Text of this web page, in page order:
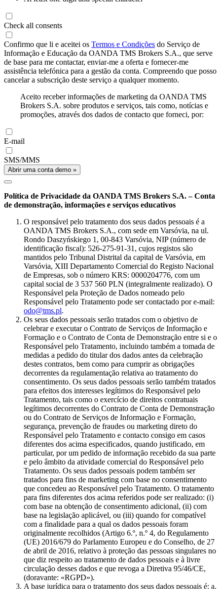
Check all consents
Confirmo que li e aceitei os Termos e Condições do Serviço de
Informação e Educação da OANDA TMS Brokers S.A., que serve
de base para me contactar, enviar-me a oferta e fornecer-me
assistência telefónica para a gestão da conta. Compreendo que posso
cancelar a subscrição deste serviço a qualquer momento.
Aceito receber informações de marketing da OANDA TMS
Brokers S.A. sobre produtos e serviços, tais como, notícias e
promoções, através dos dados de contacto que forneci, por:
E-mail
SMS/MMS
Abrir uma conta demo »
Política de Privacidade da OANDA TMS Brokers S.A. – Conta
de demonstração, informações e serviços educativos
O responsável pelo tratamento dos seus dados pessoais é a
OANDA TMS Brokers S.A., com sede em Varsóvia, na ul.
Rondo Daszyńskiego 1, 00-843 Varsóvia, NIP (número de
identificação fiscal): 526-275-91-31, cujos registos são
mantidos pelo Tribunal Distrital da capital de Varsóvia, em
Varsóvia, XIII Departamento Comercial do Registo Nacional
de Empresas, sob o número KRS: 0000204776, com um
capital social de 3 537 560 PLN (integralmente realizado). O
Responsável pela Proteção de Dados nomeado pelo
Responsável pelo Tratamento pode ser contactado por e-mail:
odo@tms.pl.
Os seus dados pessoais serão tratados com o objetivo de
celebrar e executar o Contrato de Serviços de Informação e
Formação e o Contrato de Conta de Demonstração entre si e o
Responsável pelo Tratamento, incluindo também a tomada de
medidas a pedido do titular dos dados antes da celebração
destes contratos, bem como para cumprir as obrigações
decorrentes da regulamentação relativa ao tratamento do
consentimento. Os seus dados pessoais serão também tratados
para efeitos dos interesses legítimos do Responsável pelo
Tratamento, tais como o exercício de direitos contratuais
legítimos decorrentes do Contrato de Conta de Demonstração
ou do Contrato de Serviços de Informação e Formação,
segurança, prevenção de fraudes ou marketing direto do
Responsável pelo Tratamento e contacto consigo em casos
diferentes dos acima especificados, quando justificado, em
particular, por um pedido de informação recebido da sua parte
e pelo âmbito da atividade comercial do Responsável pelo
Tratamento. Os seus dados pessoais podem também ser
tratados para fins de marketing com base no consentimento
que concedeu ao Responsável pelo Tratamento. O tratamento
para fins diferentes dos acima referidos pode ser realizado: (i)
com base na obtenção de consentimento adicional, (ii) com
base na legislação aplicável, ou (iii) quando for compatível
com a finalidade para a qual os dados pessoais foram
originalmente recolhidos (Artigo 6.º, n.º 4, do Regulamento
(UE) 2016/679 do Parlamento Europeu e do Conselho, de 27
de abril de 2016, relativo à proteção das pessoas singulares no
que diz respeito ao tratamento de dados pessoais e à livre
circulação desses dados e que revoga a Diretiva 95/46/CE,
(doravante: «RGPD»).
A base jurídica para o tratamento dos seus dados pessoais é: a.